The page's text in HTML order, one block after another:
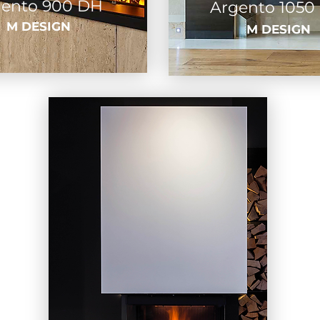
900 DH
M DESIGN
Argento 1050
M DESIGN